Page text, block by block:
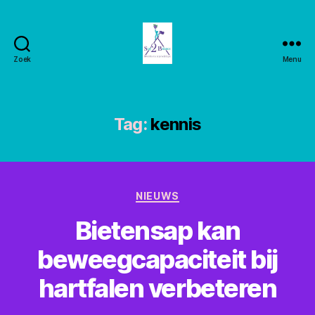
Zoek Menu
Tag: kennis
Categorieën
NIEUWS
Bietensap kan
beweegcapaciteit bij
hartfalen verbeteren